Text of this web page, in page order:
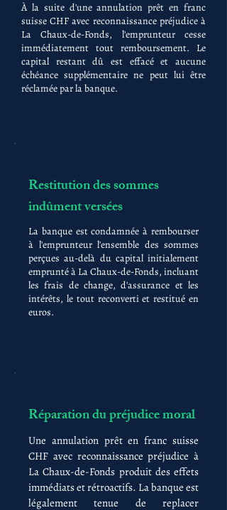
À la suite d'une annulation prêt en franc
suisse CHF avec reconnaissance préjudice à
La Chaux-de-Fonds, l'emprunteur cesse
immédiatement tout remboursement. Le
capital restant dû est effacé et aucune
échéance supplémentaire ne peut lui être
réclamée par la banque.
Restitution des sommes
indûment versées
La banque est condamnée à rembourser
à l'emprunteur l'ensemble des sommes
perçues au-delà du capital initialement
emprunté à La Chaux-de-Fonds, incluant
les frais de change, d'assurance et les
intérêts, le tout reconverti et restitué en
euros.
Réparation du préjudice moral
Une annulation prêt en franc suisse
CHF avec reconnaissance préjudice à
La Chaux-de-Fonds produit des effets
immédiats et rétroactifs. La banque est
légalement tenue de replacer